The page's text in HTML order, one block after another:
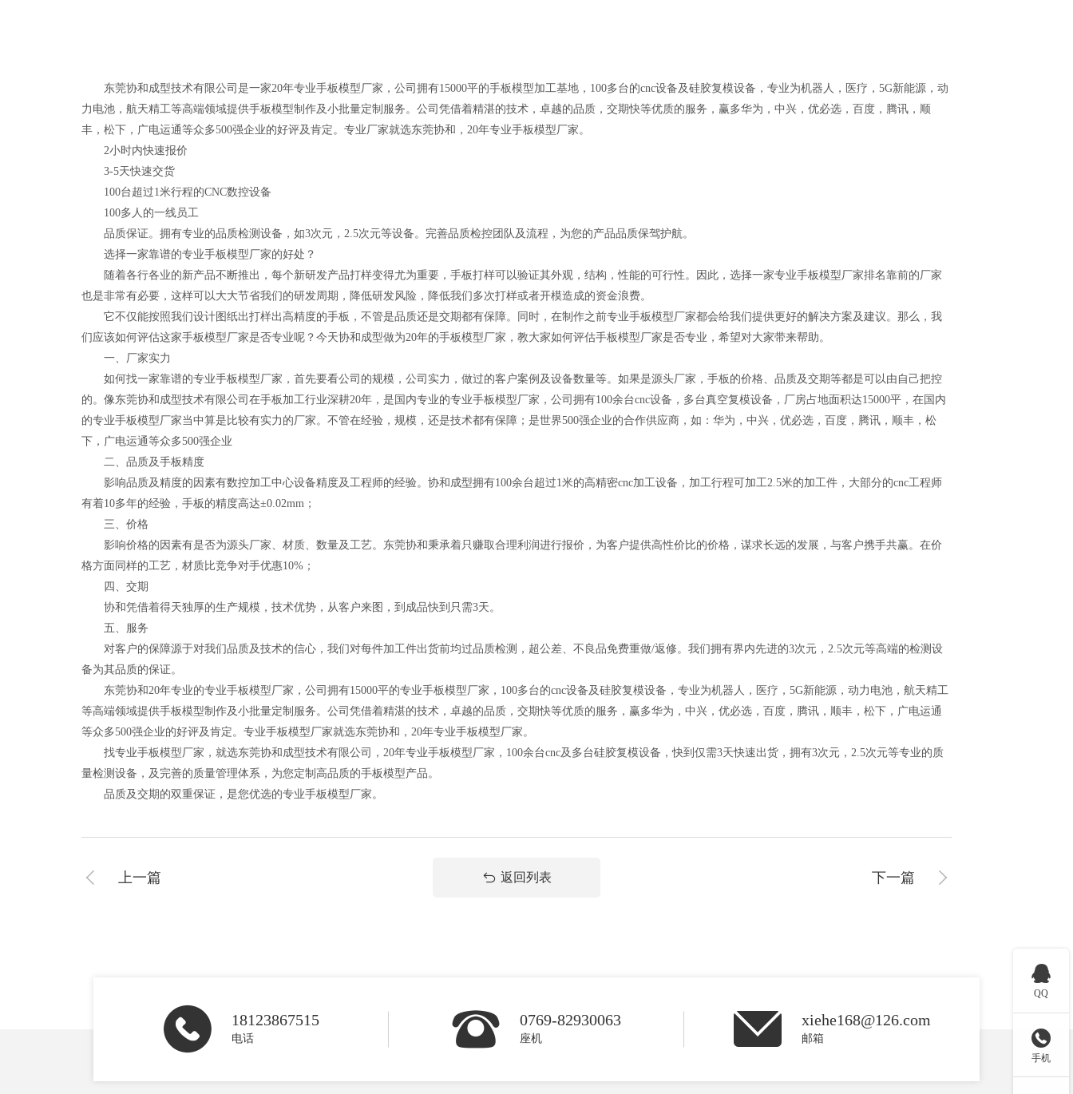
东莞协和成型技术有限公司是一家20年专业手板模型厂家，公司拥有15000平的手板模型加工基地，100多台的cnc设备及硅胶复模设备，专业为机器人，医疗，5G新能源，动
力电池，航天精工等高端领域提供手板模型制作及小批量定制服务。公司凭借着精湛的技术，卓越的品质，交期快等优质的服务，赢多华为，中兴，优必选，百度，腾讯，顺
丰，松下，广电运通等众多500强企业的好评及肯定。专业厂家就选东莞协和，20年专业手板模型厂家。
2小时内快速报价
3-5天快速交货
100台超过1米行程的CNC数控设备
100多人的一线员工
品质保证。拥有专业的品质检测设备，如3次元，2.5次元等设备。完善品质检控团队及流程，为您的产品品质保驾护航。
选择一家靠谱的专业手板模型厂家的好处？
随着各行各业的新产品不断推出，每个新研发产品打样变得尤为重要，手板打样可以验证其外观，结构，性能的可行性。因此，选择一家专业手板模型厂家排名靠前的厂家
也是非常有必要，这样可以大大节省我们的研发周期，降低研发风险，降低我们多次打样或者开模造成的资金浪费。
它不仅能按照我们设计图纸出打样出高精度的手板，不管是品质还是交期都有保障。同时，在制作之前专业手板模型厂家都会给我们提供更好的解决方案及建议。那么，我
们应该如何评估这家手板模型厂家是否专业呢？今天协和成型做为20年的手板模型厂家，教大家如何评估手板模型厂家是否专业，希望对大家带来帮助。
一、厂家实力
如何找一家靠谱的专业手板模型厂家，首先要看公司的规模，公司实力，做过的客户案例及设备数量等。如果是源头厂家，手板的价格、品质及交期等都是可以由自己把控
的。像东莞协和成型技术有限公司在手板加工行业深耕20年，是国内专业的专业手板模型厂家，公司拥有100余台cnc设备，多台真空复模设备，厂房占地面积达15000平，在国内
的专业手板模型厂家当中算是比较有实力的厂家。不管在经验，规模，还是技术都有保障；是世界500强企业的合作供应商，如：华为，中兴，优必选，百度，腾讯，顺丰，松
下，广电运通等众多500强企业
二、品质及手板精度
影响品质及精度的因素有数控加工中心设备精度及工程师的经验。协和成型拥有100余台超过1米的高精密cnc加工设备，加工行程可加工2.5米的加工件，大部分的cnc工程师
有着10多年的经验，手板的精度高达±0.02mm；
三、价格
影响价格的因素有是否为源头厂家、材质、数量及工艺。东莞协和秉承着只赚取合理利润进行报价，为客户提供高性价比的价格，谋求长远的发展，与客户携手共赢。在价
格方面同样的工艺，材质比竞争对手优惠10%；
四、交期
协和凭借着得天独厚的生产规模，技术优势，从客户来图，到成品快到只需3天。
五、服务
对客户的保障源于对我们品质及技术的信心，我们对每件加工件出货前均过品质检测，超公差、不良品免费重做/返修。我们拥有界内先进的3次元，2.5次元等高端的检测设
备为其品质的保证。
东莞协和20年专业的专业手板模型厂家，公司拥有15000平的专业手板模型厂家，100多台的cnc设备及硅胶复模设备，专业为机器人，医疗，5G新能源，动力电池，航天精工
等高端领域提供手板模型制作及小批量定制服务。公司凭借着精湛的技术，卓越的品质，交期快等优质的服务，赢多华为，中兴，优必选，百度，腾讯，顺丰，松下，广电运通
等众多500强企业的好评及肯定。专业手板模型厂家就选东莞协和，20年专业手板模型厂家。
找专业手板模型厂家，就选东莞协和成型技术有限公司，20年专业手板模型厂家，100余台cnc及多台硅胶复模设备，快到仅需3天快速出货，拥有3次元，2.5次元等专业的质
量检测设备，及完善的质量管理体系，为您定制高品质的手板模型产品。
品质及交期的双重保证，是您优选的专业手板模型厂家。
上一篇 返回列表 下一篇
18123867515
电话
0769-82930063
座机
xiehe168@126.com
邮箱

QQ

手机